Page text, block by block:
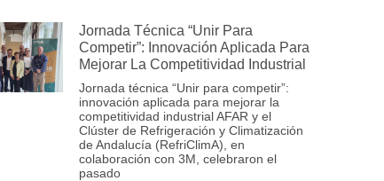
Jornada Técnica “Unir Para
Competir”: Innovación Aplicada Para
Mejorar La Competitividad Industrial
Jornada técnica “Unir para competir”:
innovación aplicada para mejorar la
competitividad industrial AFAR y el
Clúster de Refrigeración y Climatización
de Andalucía (RefriClimA), en
colaboración con 3M, celebraron el
pasado